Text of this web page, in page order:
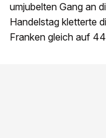
umjubelten Gang an
Handelstag kletterte
Franken gleich auf